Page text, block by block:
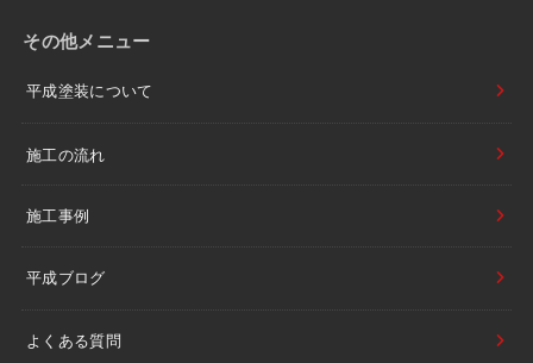
その他メニュー
平成塗装について
施工の流れ
施工事例
平成ブログ
よくある質問